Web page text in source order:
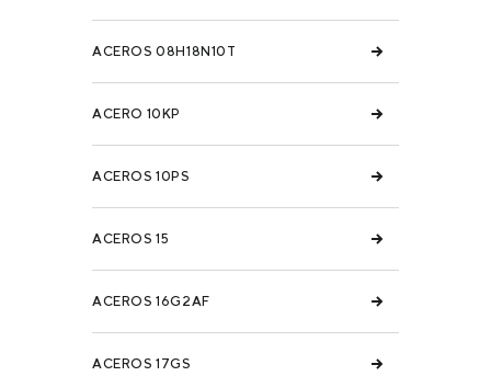
ACEROS 08H18N10T
ACERO 10KP
ACEROS 10PS
ACEROS 15
ACEROS 16G2AF
ACEROS 17GS